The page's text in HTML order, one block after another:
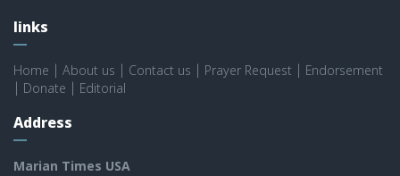
links
Home About us Contact us Prayer Request
Endorsement
Donate Editorial
Address
Marian Times USA